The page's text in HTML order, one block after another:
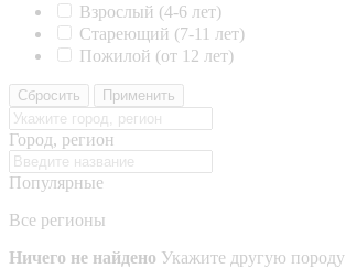
Взрослый (4-6 лет)
Стареющий (7-11 лет)
Пожилой (от 12 лет)
Сбросить Применить
Город, регион
Популярные
Все регионы
Ничего не найдено Укажите другую породу